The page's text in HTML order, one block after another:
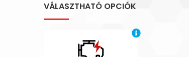
VÁLASZTHATÓ OPCIÓK